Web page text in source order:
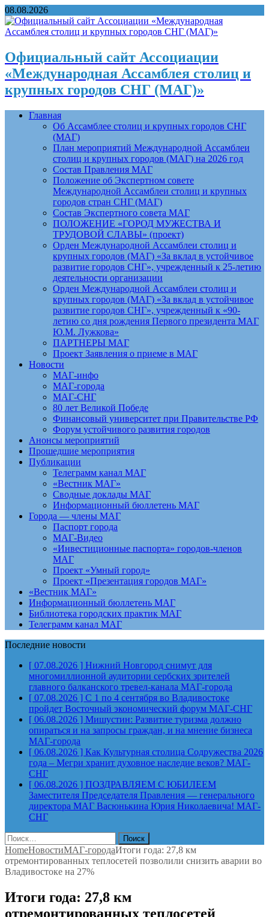
08.08.2026
Официальный сайт Ассоциации
«Международная Ассамблея столиц и
крупных городов СНГ (МАГ)»
Главная
Об Ассамблее столиц и крупных городов СНГ
(МАГ)
План мероприятий Международной Ассамблеи
столиц и крупных городов (МАГ) на 2026 год
Состав Правления МАГ
Положение об Экспертном совете
Международной Ассамблеи столиц и крупных
городов стран СНГ (МАГ)
Состав Экспертного совета МАГ
ПОЛОЖЕНИЕ «ГОРОД МУЖЕСТВА И
ТРУДОВОЙ СЛАВЫ» (проект)
Орден Международной Ассамблеи столиц и
крупных городов (МАГ) «За вклад в устойчивое
развитие городов СНГ», учрежденный к 25-летию
деятельности организации
Орден Международной Ассамблеи столиц и
крупных городов (МАГ) «За вклад в устойчивое
развитие городов СНГ», учрежденный к «90-
летию со дня рождения Первого президента МАГ
Ю.М. Лужкова»
ПАРТНЕРЫ МАГ
Проект Заявления о приеме в МАГ
Новости
МАГ-инфо
МАГ-города
МАГ-СНГ
80 лет Великой Победе
Финансовый университет при Правительстве РФ
Форум устойчивого развития городов
Анонсы мероприятий
Прошедшие мероприятия
Публикации
Телеграмм канал МАГ
«Вестник МАГ»
Сводные доклады МАГ
Информационный бюллетень МАГ
Города — члены МАГ
Паспорт города
МАГ-Видео
«Инвестиционные паспорта» городов-членов
МАГ
Проект «Умный город»
Проект «Презентация городов МАГ»
«Вестник МАГ»
Информационный бюллетень МАГ
Библиотека городских практик МАГ
Телеграмм канал МАГ
Последние новости
[ 07.08.2026 ] Нижний Новгород снимут для
многомиллионной аудитории сербских зрителей
главного балканского тревел-канала МАГ-города
[ 07.08.2026 ] С 1 по 4 сентября во Владивостоке
пройдет Восточный экономический форум МАГ-СНГ
[ 06.08.2026 ] Мишустин: Развитие туризма должно
опираться и на запросы граждан, и на мнение бизнеса
МАГ-города
[ 06.08.2026 ] Как Культурная столица Содружества 2026
года – Мегри хранит духовное наследие веков? МАГ-
СНГ
[ 06.08.2026 ] ПОЗДРАВЛЯЕМ С ЮБИЛЕЕМ
Заместителя Председателя Правления — генерального
директора МАГ Васюнькина Юрия Николаевича! МАГ-
СНГ
Найти:
HomeНовостиМАГ-городаИтоги года: 27,8 км
отремонтированных теплосетей позволили снизить аварии во
Владивостоке на 27%
Итоги года: 27,8 км
отремонтированных теплосетей